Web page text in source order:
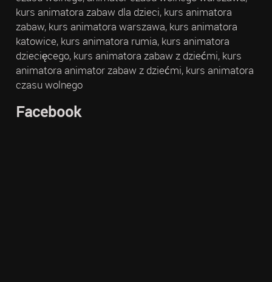
kurs animatora zabaw dla dzieci, kurs animatora
zabaw, kurs animatora warszawa, kurs animatora
katowice, kurs animatora rumia, kurs animatora
dziecięcego, kurs animatora zabaw z dziećmi, kurs
animatora animator zabaw z dziećmi, kurs animatora
czasu wolnego
Facebook